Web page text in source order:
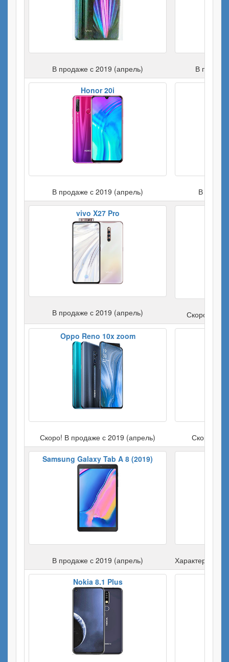
В продаже с 2019 (апрель) В
Honor 20i
В продаже с 2019 (апрель) В
vivo X27 Pro
В продаже с 2019 (апрель) Скоро! В
Oppo Reno 10x zoom
Скоро! В продаже с 2019 (апрель) Скоро! В
Samsung Galaxy Tab A 8 (2019)
В продаже с 2019 (апрель)
Nokia 8.1 Plus